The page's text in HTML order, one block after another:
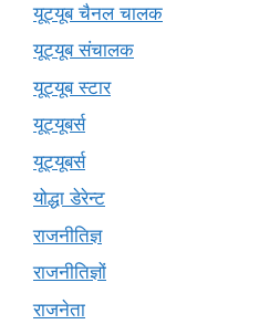
यूट्यूब चैनल चालक
यूट्यूब संचालक
यूट्यूब स्टार
यूट्‍यूबर्स
यूट्यूबर्स
योद्धा डेरेन्ट
राजनीतिज्ञ
राजनीतिज्ञों
राजनेता